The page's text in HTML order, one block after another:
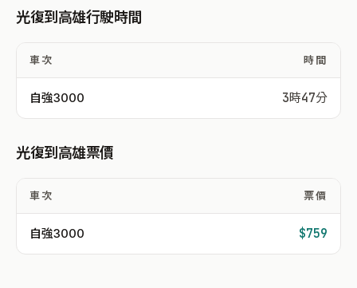
光復到高雄行駛時間
車次 時間
自強3000 3時47分
光復到高雄票價
車次 票價
自強3000 $759